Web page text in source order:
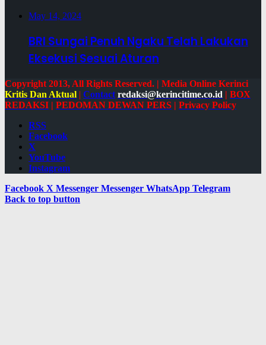
May 14, 2024
BRI Sungai Penuh Ngaku Telah Lakukan
Eksekusi Sesuai Aturan
Copyright 2013, All Rights Reserved. | Media Online Kerinci
Kritis Dan Aktual | Contact redaksi@kerincitime.co.id | BOX
REDAKSI | PEDOMAN DEWAN PERS | Privacy Policy
RSS
Facebook
X
YouTube
Instagram
Facebook X Messenger Messenger WhatsApp Telegram
Back to top button